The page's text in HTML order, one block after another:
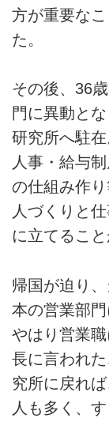
方が重要な
た。
その後、36
門に異動と
研究所へ駐
人事・給与
の仕組み作
人づくりと
に立てること
帰国が迫り
本の営業部
やはり営業
長に言われ
究所に戻れ
人も多く、